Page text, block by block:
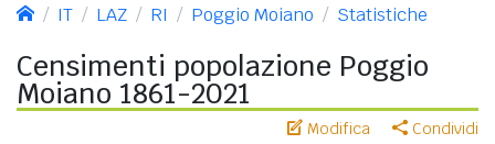
IT LAZ RI Poggio Moiano Statistiche
Censimenti popolazione Poggio
Moiano 1861-2021
Modifica Condividi